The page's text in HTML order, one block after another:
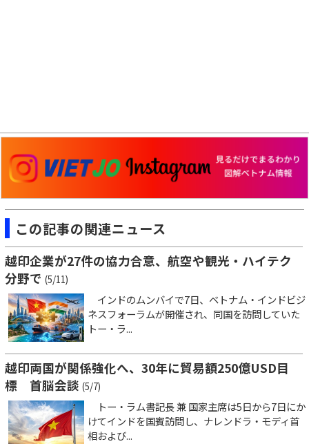
この記事の関連ニュース
越印企業が27件の協力合意、航空や観光・ハイテク
分野で (5/11)
インドのムンバイで7日、ベトナム・インドビジ
ネスフォーラムが開催され、同国を訪問していた
トー・ラ...
越印両国が関係強化へ、30年に貿易額250億USD目
標 首脳会談 (5/7)
トー・ラム書記長 兼 国家主席は5日から7日にか
けてインドを国賓訪問し、ナレンドラ・モディ首
相および...